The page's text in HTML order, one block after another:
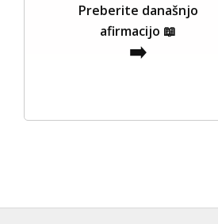
Preberite današnjo
afirmacijo 📖
➡️